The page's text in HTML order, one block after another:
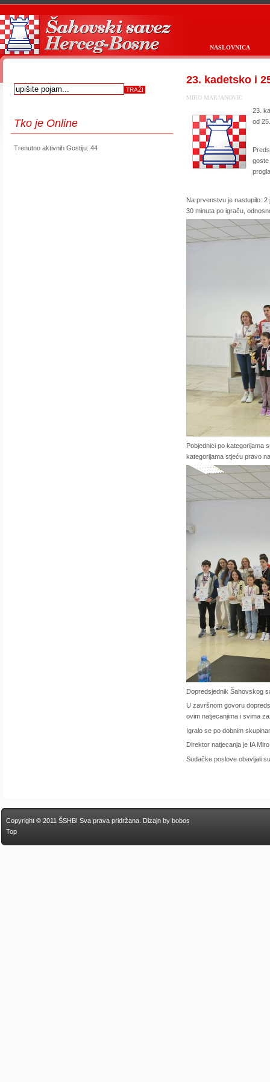
NASLOVNICA
Tko je Online
Trenutno aktivnih Gostiju: 44
23. kadetsko i
MIRO MARJANOVIC
23.
od
Na prvenstvu je nastupilo:
30 minuta po igraču,
Pobjednici po kategorijama
kategorijama stjeću pravo
Dopredsjednik Šahovskog
U završnom govoru
ovim natjecanjima i svima
Igralo se po dobnim
Direktor natjecanja je IA
Sudačke poslove obavljali
Copyright © 2011 ŠSHB! Sva prava pridržana. Dizajn by bobos
Top